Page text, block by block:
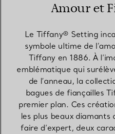
Amour et
Le Tiffany® Setting
symbole ultime de
Tiffany en 1886. À
emblématique qui
de l’anneau, la
bagues de fiançailles
premier plan. Ces
les plus beaux diamants
faire d’expert, deux